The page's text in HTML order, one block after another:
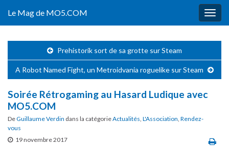
Le Mag de MO5.COM
Prehistorik sort de sa grotte sur Steam
A Robot Named Fight, un Metroidvania roguelike sur Steam
Soirée Rétrogaming au Hasard Ludique avec
MO5.COM
DeGuillaume Verdin dans la catégorieActualités, L'Association, Rendez-
vous
19 novembre 2017